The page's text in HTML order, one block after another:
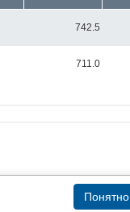
742.5
711.0
Понятно